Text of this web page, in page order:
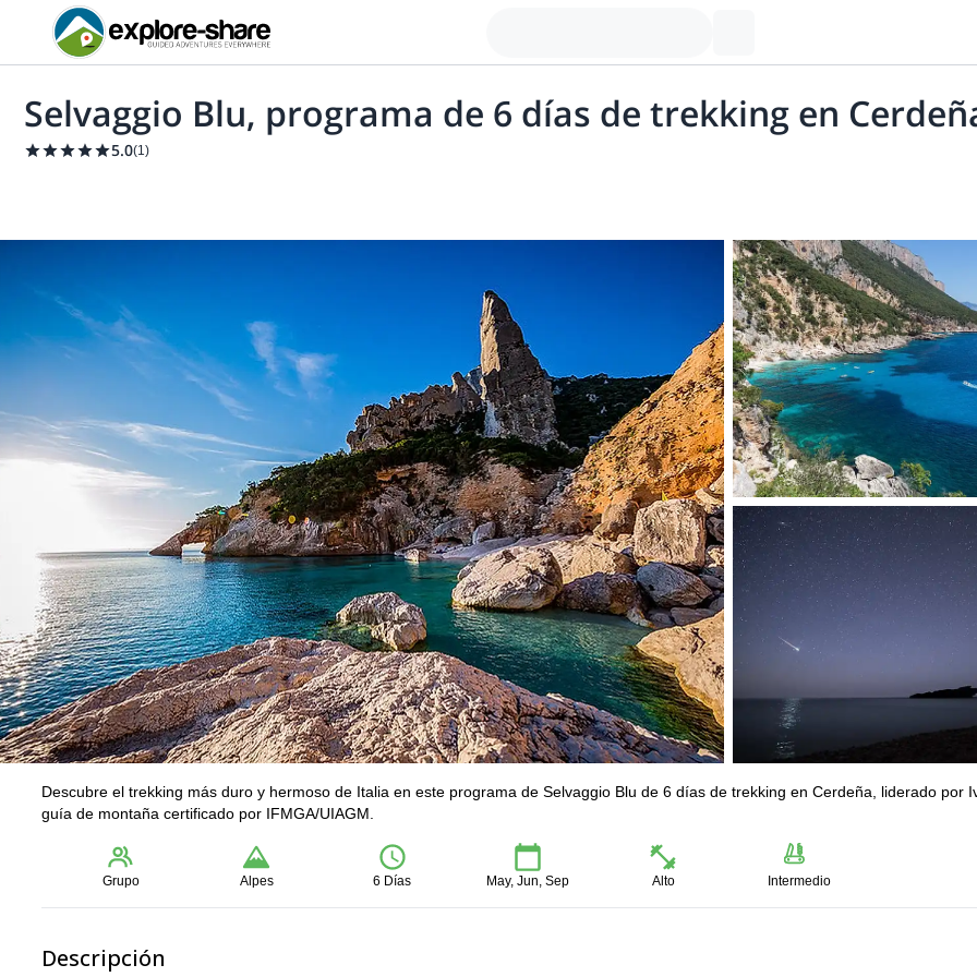
Selvaggio Blu, programa de 6 días de trekking en
5.0(1)
Descubre el trekking más duro y hermoso de Italia en este programa de Selvaggio Blu de 6 días de trekking en Cerdeña, liderado por
guía de montaña certificado por IFMGA/UIAGM.
Grupo Alpes 6 Días May, Jun, Sep Alto Intermedio
Descripción